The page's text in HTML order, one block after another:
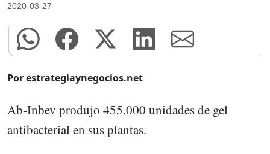
2020-03-27
Por estrategiaynegocios.net
Ab-Inbev produjo 455.000 unidades de gel
antibacterial en sus plantas.